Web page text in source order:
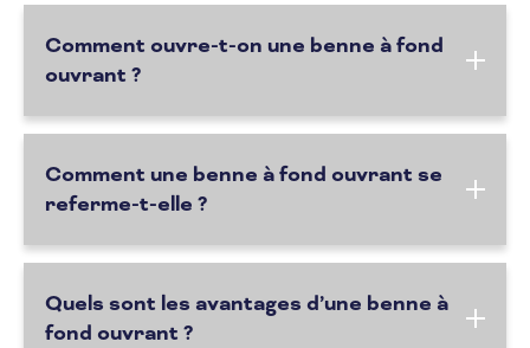
Comment ouvre-t-on une benne à fond
ouvrant ?
Comment une benne à fond ouvrant se
referme-t-elle ?
Quels sont les avantages d’une benne à
fond ouvrant ?